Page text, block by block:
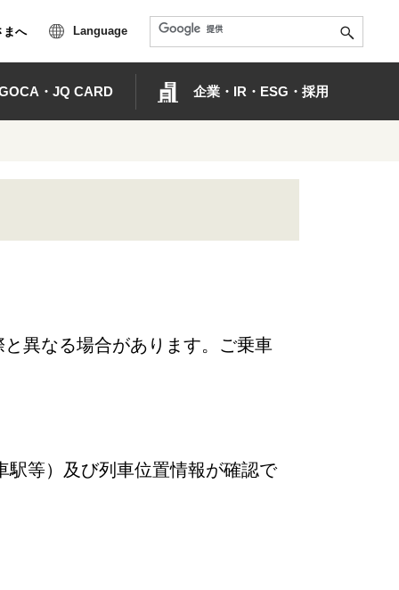
まへ Language
・JQ CARD 企業・IR・ESG・採用
異なる場合があります。ご乗車
駅等）及び列車位置情報が確認で